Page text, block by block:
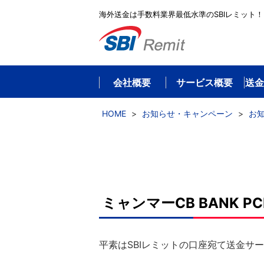
海外送金は手数料業界最低水準のSBIレミット！
会社概要 サービス概要 送
HOME > お知らせ・キャンペーン > お
ミャンマーCB BANK
平素はSBIレミットの口座宛て送金サ